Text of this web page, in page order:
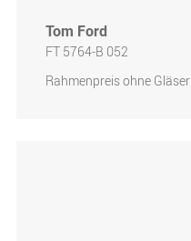
Tom Ford
FT 5764-B 052
Rahmenpreis ohne Gläser